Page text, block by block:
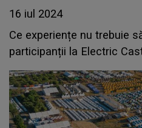
16 iul 2024
Ce experiențe nu trebuie
participanții la Electric